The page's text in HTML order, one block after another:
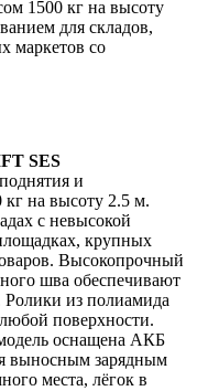
1500 кг на высоту
для складов,
маркетов со
SES
и
кг на высоту 2.5 м.
с невысокой
крупных
Высокопрочный
шва обеспечивают
Ролики из полиамида
поверхности.
оснащена АКБ
выносным зарядным
места, лёгок в